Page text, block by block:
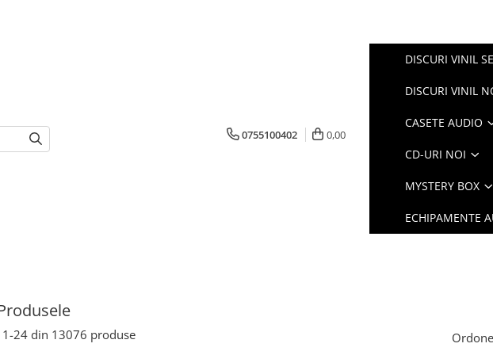
0755100402 0,00
DISCURI VINIL
DISCURI VINIL
CASETE AUDIO
CD-URI NOI
MYSTERY BOX
ECHIPAMENTE
1-24 din 13076 produse